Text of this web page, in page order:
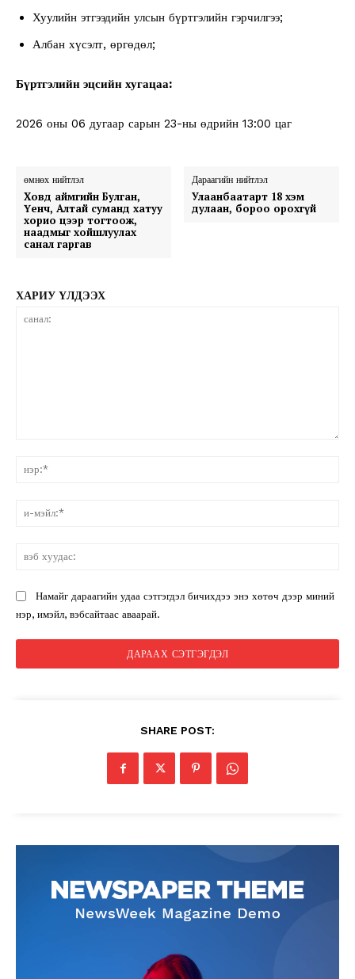
Хуулийн этгээдийн улсын бүртгэлийн гэрчилгээ;
Албан хүсэлт, өргөдөл;
Бүртгэлийн эцсийн хугацаа:
2026 оны 06 дугаар сарын 23-ны өдрийн 13:00 цаг
өмнөх нийтлэл
Ховд аймгийн Булган,
Үенч, Алтай суманд хатуу
хорио цээр тогтоож,
наадмыг хойшлуулах
санал гаргав
Дараагийн нийтлэл
Улаанбаатарт 18 хэм
дулаан, бороо орохгүй
ХАРИУ ҮЛДЭЭХ
Намайг дараагийн удаа сэтгэгдэл бичихдээ энэ хөтөч дээр миний
нэр, имэйл, вэбсайтаас аваарай.
SHARE POST: